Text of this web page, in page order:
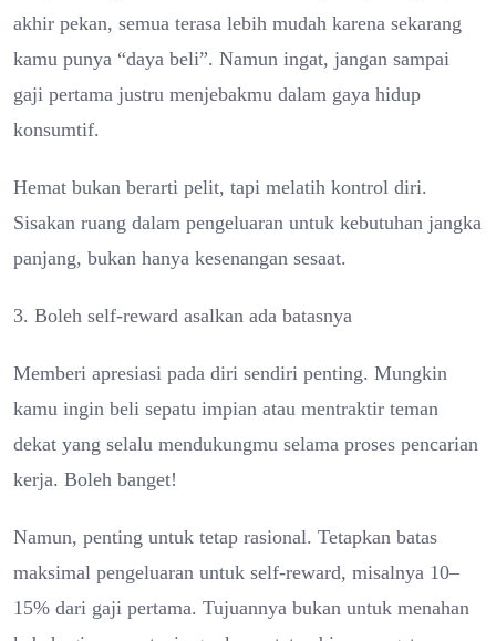
akhir pekan, semua terasa lebih mudah karena sekarang
kamu punya “daya beli”. Namun ingat, jangan sampai
gaji pertama justru menjebakmu dalam gaya hidup
konsumtif.
Hemat bukan berarti pelit, tapi melatih kontrol diri.
Sisakan ruang dalam pengeluaran untuk kebutuhan jangka
panjang, bukan hanya kesenangan sesaat.
3. Boleh self-reward asalkan ada batasnya
Memberi apresiasi pada diri sendiri penting. Mungkin
kamu ingin beli sepatu impian atau mentraktir teman
dekat yang selalu mendukungmu selama proses pencarian
kerja. Boleh banget!
Namun, penting untuk tetap rasional. Tetapkan batas
maksimal pengeluaran untuk self-reward, misalnya 10–
15% dari gaji pertama. Tujuannya bukan untuk menahan